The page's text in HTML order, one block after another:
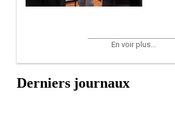
En voir plus...
Derniers journaux